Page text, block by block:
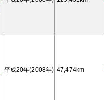
平成20年(2008年) 47,474km